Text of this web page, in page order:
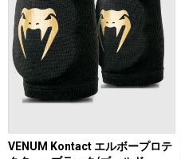
VENUM Kontact エルボープロテ